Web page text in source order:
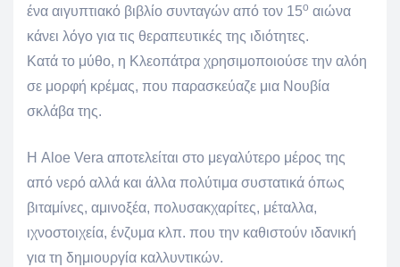
ένα αιγυπτιακό βιβλίο συνταγών από τον 15ο αιώνα
κάνει λόγο για τις θεραπευτικές της ιδιότητες.
Κατά το μύθο, η Κλεοπάτρα χρησιμοποιούσε την αλόη
σε μορφή κρέμας, που παρασκεύαζε μια Νουβία
σκλάβα της.
Η Aloe Vera αποτελείται στο μεγαλύτερο μέρος της
από νερό αλλά και άλλα πολύτιμα συστατικά όπως
βιταμίνες, αμινοξέα, πολυσακχαρίτες, μέταλλα,
ιχνοστοιχεία, ένζυμα κλπ. που την καθιστούν ιδανική
για τη δημιουργία καλλυντικών.